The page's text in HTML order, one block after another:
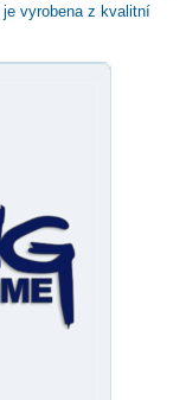
je vyrobena z kvalitní